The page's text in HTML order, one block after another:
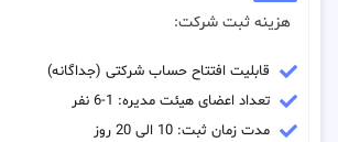
هزینه ثبت شرکت:
قابلیت افتتاح حساب شرکتی (جداگانه)
تعداد اعضای هیئت مدیره: 1-6 نفر
مدت زمان ثبت: 10 الی 20 روز